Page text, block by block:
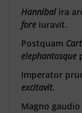
Hannibal ira
fore iuravit.
Postquam
elephantosque
Imperator
excitavit.
Magno